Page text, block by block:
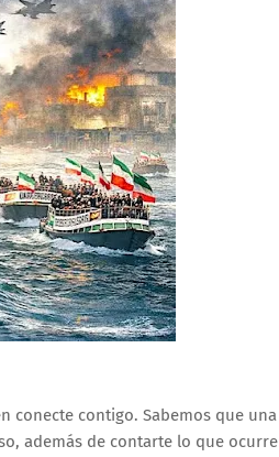
conecte contigo. Sabemos que una
además de contarte lo que ocurre